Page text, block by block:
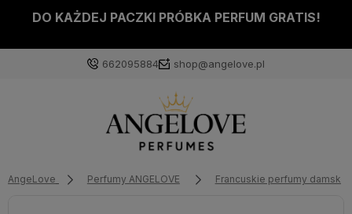
DO KAŻDEJ PACZKI PRÓBKA PERFUM GRATIS!
662095884 shop@angelove.pl
AngeLove Perfumy ANGELOVE Francuskie perfumy damskie